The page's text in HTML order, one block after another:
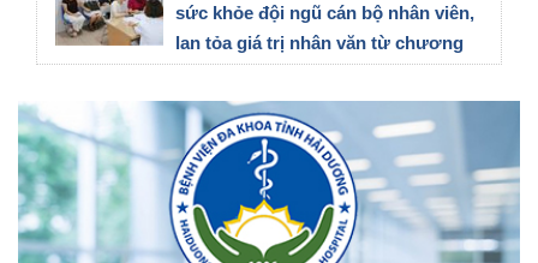
sức khỏe đội ngũ cán bộ nhân viên,
lan tỏa giá trị nhân văn từ chương
21/07/2026